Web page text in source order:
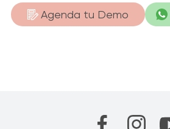
Agenda tu Demo